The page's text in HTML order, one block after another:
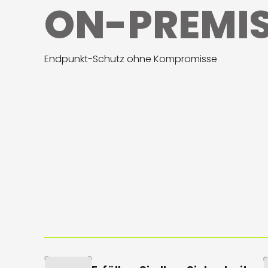
ON-
Endpunkt-Schutz ohne Kompromisse